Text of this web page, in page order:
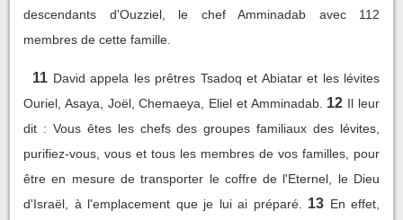
descendants d'Ouzziel, le chef Amminadab avec 112
membres de cette famille.
11 David appela les prêtres Tsadoq et Abiatar et les lévites
Ouriel, Asaya, Joël, Chemaeya, Eliel et Amminadab. 12 Il leur
dit : Vous êtes les chefs des groupes familiaux des lévites,
purifiez-vous, vous et tous les membres de vos familles, pour
être en mesure de transporter le coffre de l'Eternel, le Dieu
d'Israël, à l'emplacement que je lui ai préparé.
13 En effet,